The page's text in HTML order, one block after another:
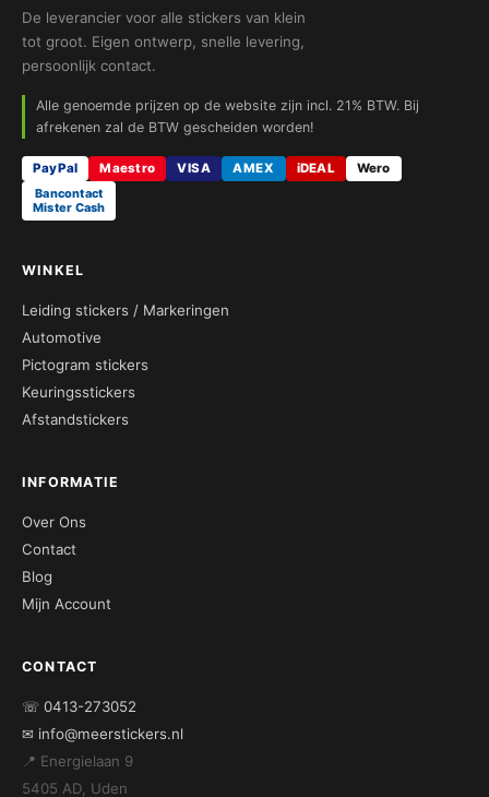
De leverancier voor alle stickers van klein
tot groot. Eigen ontwerp, snelle levering,
persoonlijk contact.
Alle genoemde prijzen op de website zijn incl. 21% BTW. Bij
afrekenen zal de BTW gescheiden worden!
PayPal Maestro VISA AMEX iDEAL
Wero
Bancontact
Mister Cash
WINKEL
Leiding stickers / Markeringen
Automotive
Pictogram stickers
Keuringsstickers
Afstandstickers
INFORMATIE
Over Ons
Contact
Blog
Mijn Account
CONTACT
☏ 0413-273052
✉ info@meerstickers.nl
📍 Energielaan 9
5405 AD, Uden